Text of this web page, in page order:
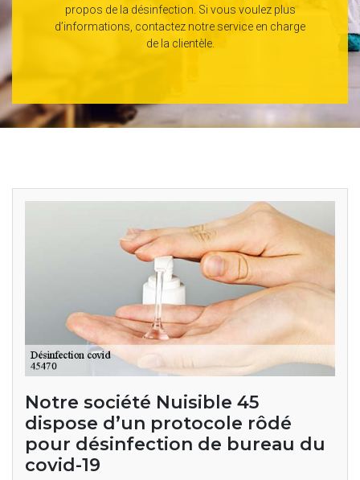
propos de la désinfection. Si vous voulez plus
d’informations, contactez notre service en charge
de la clientèle.
Notre société Nuisible 45
dispose d’un protocole rôdé
pour désinfection de bureau du
covid-19